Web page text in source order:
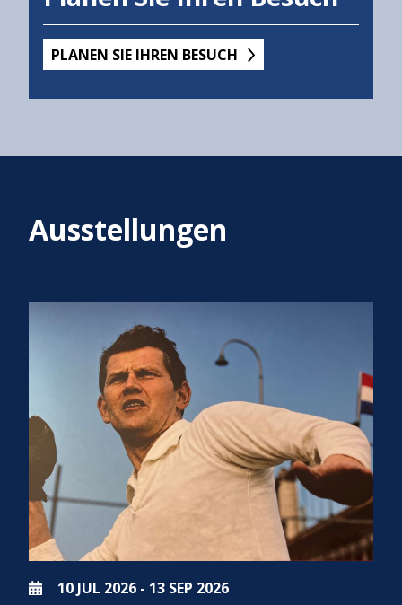
PLANEN SIE IHREN BESUCH
Ausstellungen
10 JUL 2026 - 13 SEP 2026